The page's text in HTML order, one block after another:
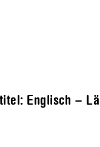
Englisch –